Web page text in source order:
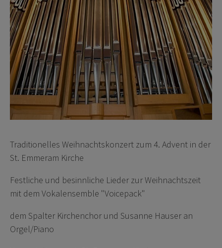
Traditionelles Weihnachtskonzert zum 4. Advent in der
St. Emmeram Kirche
Festliche und besinnliche Lieder zur Weihnachtszeit
mit dem Vokalensemble "Voicepack"
dem Spalter Kirchenchor und Susanne Hauser an
Orgel/Piano